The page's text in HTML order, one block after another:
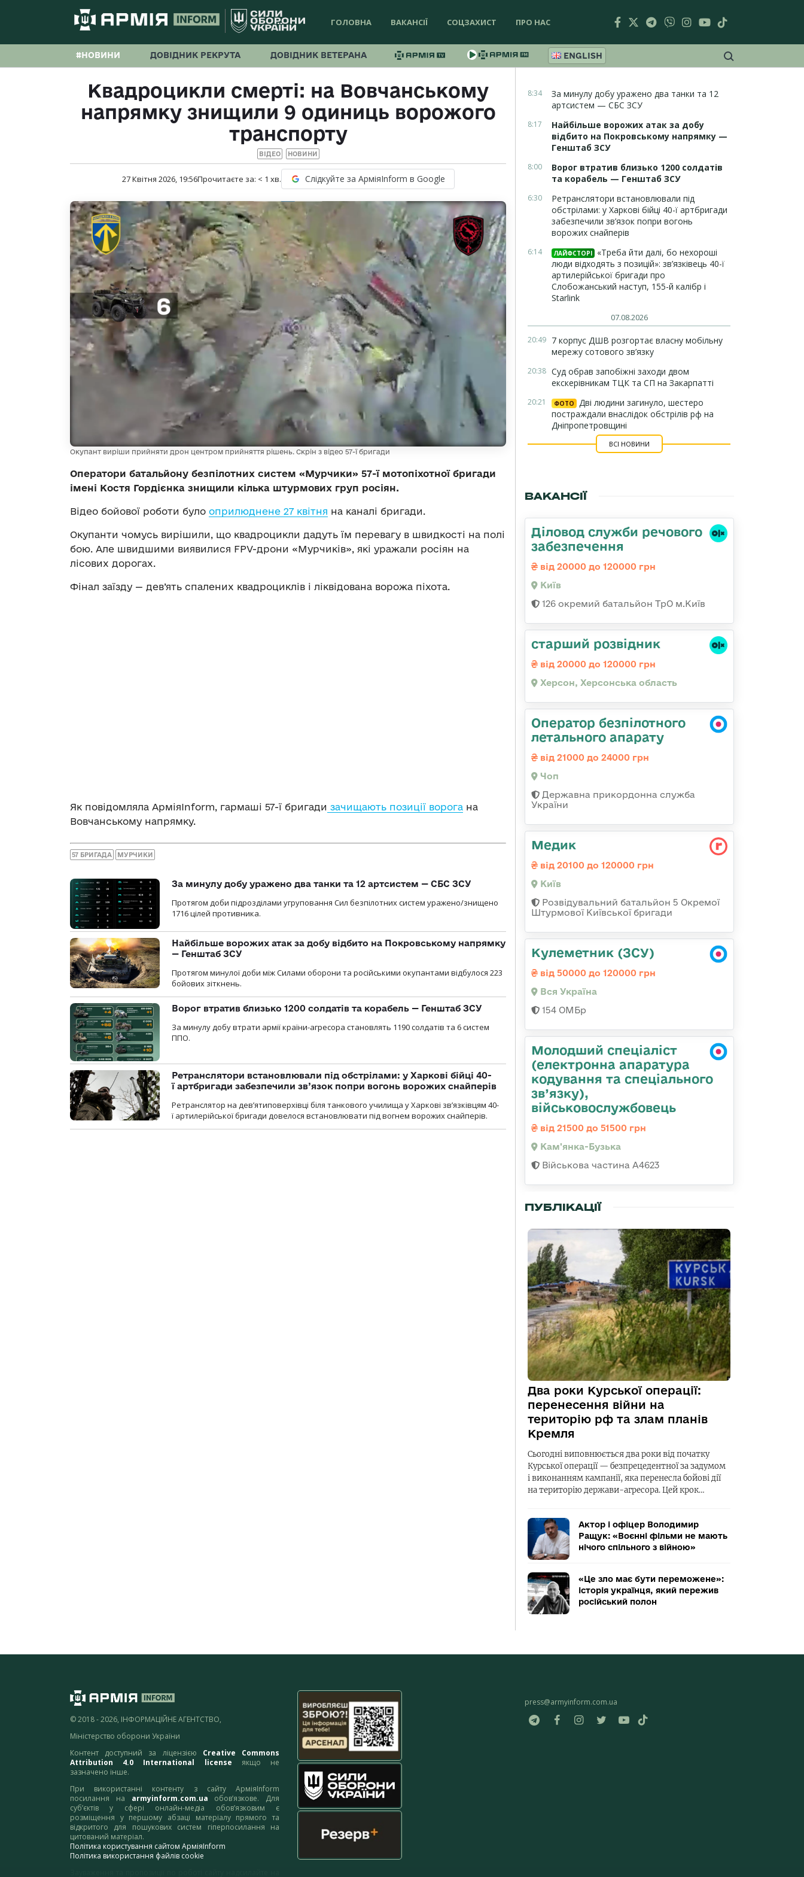
ГОЛОВНА ВАКАНСІЇ СОЦЗАХИСТ ПРО НАС
#НОВИНИ ДОВІДНИК РЕКРУТА ДОВІДНИК ВЕТЕРАНА ENGLISH
Квадроцикли смерті: на Вовчанському
напрямку знищили 9 одиниць ворожого
транспорту
ВІДЕО НОВИНИ
27 Квітня 2026, 19:56Прочитаєте за: < 1 хв. Слідкуйте за АрміяInform в Google
Окупант виріши прийняти дрон центром прийняття рішень. Скрін з відео 57-ї бригади
Оператори батальйону безпілотних систем «Мурчики» 57-ї мотопіхотної бригади
імені Костя Гордієнка знищили кілька штурмових груп росіян.
Відео бойової роботи було оприлюднене 27 квітня на каналі бригади.
Окупанти чомусь вирішили, що квадроцикли дадуть їм перевагу в швидкості на полі
бою. Але швидшими виявилися FPV-дрони «Мурчиків», які уражали росіян на
лісових дорогах.
Фінал заїзду — дев’ять спалених квадроциклів і ліквідована ворожа піхота.
Як повідомляла АрміяInform, гармаші 57-ї бригади зачищають позиції ворога на
Вовчанському напрямку.
57 БРИГАДА МУРЧИКИ
За минулу добу уражено два танки та 12 артсистем — СБС ЗСУ
Протягом доби підрозділами угруповання Сил безпілотних систем уражено/знищено
1716 цілей противника.
Найбільше ворожих атак за добу відбито на Покровському напрямку
— Генштаб ЗСУ
Протягом минулої доби між Силами оборони та російськими окупантами відбулося 223
бойових зіткнень.
Ворог втратив близько 1200 солдатів та корабель — Генштаб ЗСУ
За минулу добу втрати армії країни-агресора становлять 1190 солдатів та 6 систем
ППО.
Ретранслятори встановлювали під обстрілами: у Харкові бійці 40-
ї артбригади забезпечили зв’язок попри вогонь ворожих снайперів
Ретранслятор на дев’ятиповерхівці біля танкового училища у Харкові зв’язківцям 40-
ї артилерійської бригади довелося встановлювати під вогнем ворожих снайперів.
8:34
За минулу добу уражено два танки та 12
артсистем — СБС ЗСУ
8:17
Найбільше ворожих атак за добу
відбито на Покровському напрямку —
Генштаб ЗСУ
8:00
Ворог втратив близько 1200 солдатів
та корабель — Генштаб ЗСУ
6:30
Ретранслятори встановлювали під
обстрілами: у Харкові бійці 40-ї артбригади
забезпечили зв’язок попри вогонь
ворожих снайперів
6:14 ЛАЙФСТОРІ
«Треба йти далі, бо нехороші
люди відходять з позицій»: зв’язківець 40-ї
артилерійської бригади про
Слобожанський наступ, 155-й калібр і
Starlink
07.08.2026
20:49 7 корпус ДШВ розгортає власну мобільну
мережу сотового зв’язку
20:38 Суд обрав запобіжні заходи двом
екскерівникам ТЦК та СП на Закарпатті
20:21 ФОТО
Дві людини загинуло, шестеро
постраждали внаслідок обстрілів рф на
Дніпропетровщині
ВСІ НОВИНИ
ВАКАНСІЇ
Діловод служби речового
забезпечення
від 20000 до 120000 грн
Київ
126 окремий батальйон ТрО м.Київ
старший розвідник
від 20000 до 120000 грн
Херсон, Херсонська область
Оператор безпілотного
летального апарату
від 21000 до 24000 грн
Чоп
Державна прикордонна служба
України
Медик
від 20100 до 120000 грн
Київ
Розвідувальний батальйон 5 Окремої
Штурмової Київської бригади
Кулеметник (ЗСУ)
від 50000 до 120000 грн
Вся Україна
154 ОМБр
Молодший спеціаліст
(електронна апаратура
кодування та спеціального
зв’язку),
військовослужбовець
від 21500 до 51500 грн
Кам'янка-Бузька
Військова частина А4623
ПУБЛІКАЦІЇ
Два роки Курської операції:
перенесення війни на
територію рф та злам планів
Кремля
Сьогодні виповнюється два роки від початку
Курської операції — безпрецедентної за задумом
і виконанням кампанії, яка перенесла бойові дії
на територію держави-агресора. Цей крок…
Актор і офіцер Володимир
Ращук: «Воєнні фільми не мають
нічого спільного з війною»
«Це зло має бути переможене»:
історія українця, який пережив
російський полон
© 2018 - 2026, ІНФОРМАЦІЙНЕ АГЕНТСТВО,
Міністерство оборони України
Контент доступний за ліцензією Creative Commons
Attribution 4.0 International license якщо не
зазначено інше.
При використанні контенту з сайту АрміяInform
посилання на armyinform.com.ua обов’язкове. Для
суб’єктів у сфері онлайн-медіа обов’язковим є
розміщення у першому абзаці матеріалу прямого та
відкритого для пошукових систем гіперпосилання на
цитований матеріал.
Політика користування сайтом АрміяInform
Політика використання файлів cookie
press@armyinform.com.ua